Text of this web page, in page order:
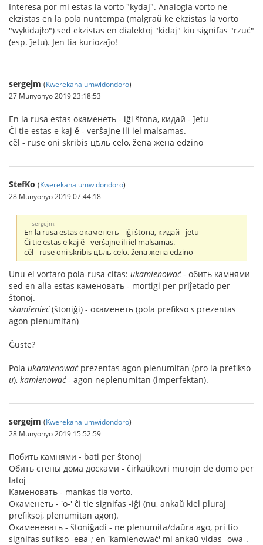
Interesa por mi estas la vorto "kydaj". Analogia vorto ne
ekzistas en la pola nuntempa (malgraŭ ke ekzistas la vorto
"wykidajło") sed ekzistas en dialektoj "kidaj" kiu signifas "rzuć"
(esp. ĵetu). Jen tia kuriozaĵo!
sergejm (Kwerekana umwidondoro)
27 Munyonyo 2019 23:18:53
En la rusa estas окаменеть - iĝi ŝtona, кидай - ĵetu
Ĉi tie estas e kaj ě - verŝajne ili iel malsamas.
cěl - ruse oni skribis цѣль celo, žena жена edzino
StefKo (Kwerekana umwidondoro)
28 Munyonyo 2019 07:44:18
sergejm:
En la rusa estas окаменеть - iĝi ŝtona, кидай - ĵetu
Ĉi tie estas e kaj ě - verŝajne ili iel malsamas.
cěl - ruse oni skribis цѣль celo, žena жена edzino
Unu el vortaro pola-rusa citas: ukamienować- обить камнями
sed en alia estas каменовать - mortigi per priĵetado per
ŝtonoj.
skamienieć(ŝtoniĝi) - окаменеть (pola prefikso s prezentas
agon plenumitan)
Ĝuste?
Pola ukamienowaćprezentas agon plenumitan (pro la prefikso
u), kamienować- agon neplenumitan (imperfektan).
sergejm (Kwerekana umwidondoro)
28 Munyonyo 2019 15:52:59
Побить камнями - bati per ŝtonoj
Обить стены дома досками - ĉirkaŭkovri murojn de domo per
latoj
Каменовать - mankas tia vorto.
Окаменеть - 'о-' ĉi tie signifas -iĝi (nu, ankaŭ kiel pluraj
prefiksoj, plenumitan agon).
Окаменевать - ŝtoniĝadi - ne plenumita/daŭra ago, pri tio
signifas sufikso -ева-; en 'kamienować' mi ankaŭ vidas -owa-.